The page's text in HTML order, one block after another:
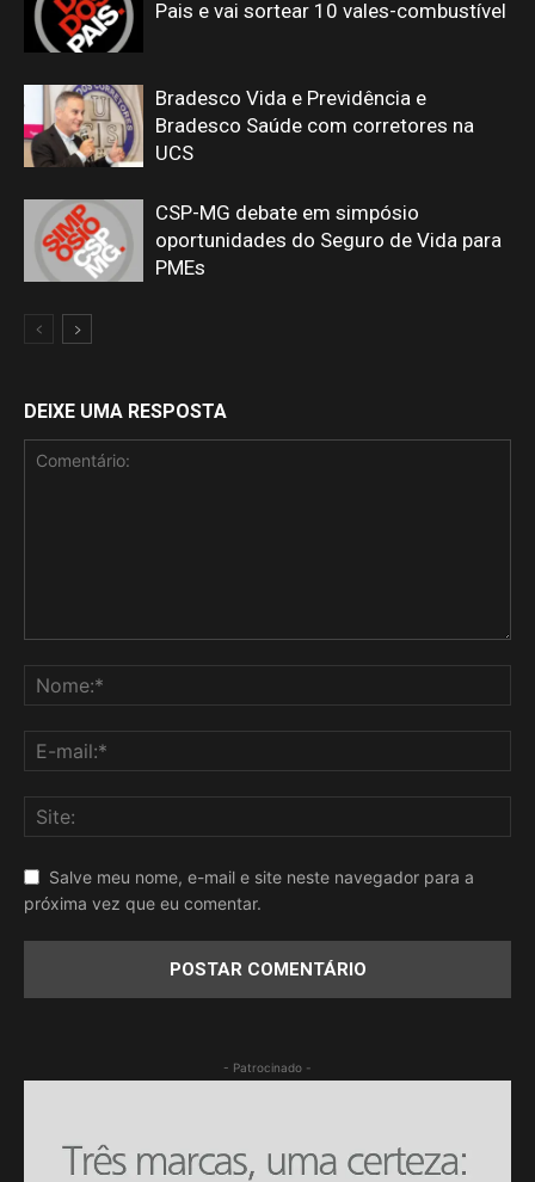
Pais e vai sortear 10 vales-combustível
Bradesco Vida e Previdência e
Bradesco Saúde com corretores na
UCS
CSP-MG debate em simpósio
oportunidades do Seguro de Vida para
PMEs
DEIXE UMA RESPOSTA
Salve meu nome, e-mail e site neste navegador para a
próxima vez que eu comentar.
- Patrocinado -